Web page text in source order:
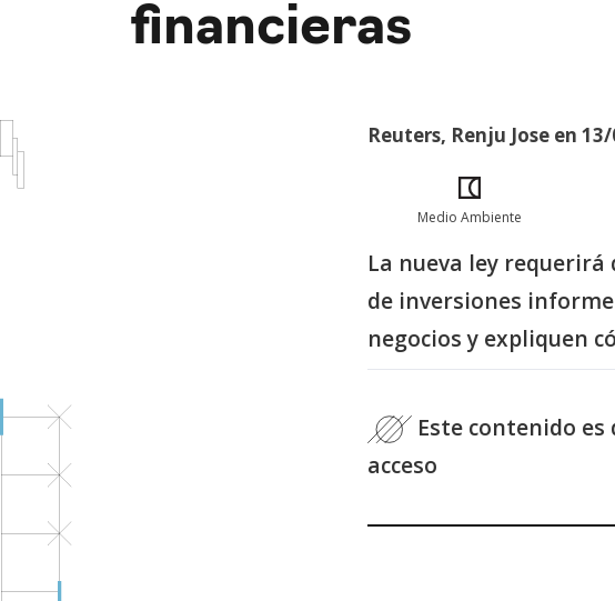
financieras
Reuters, Renju Jose en
Medio Ambiente
La nueva ley requerirá
de inversiones
negocios y expliquen
Este contenido es
acceso